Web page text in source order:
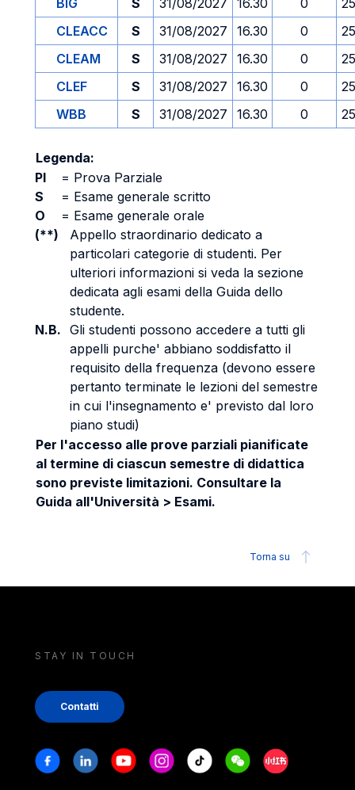
BIG S 31/08/2027 16.30 0
CLEACC
S 31/08/2027 16.30 0
CLEAM
S 31/08/2027 16.30 0
CLEF
S 31/08/2027 16.30 0
WBB
S 31/08/2027 16.30 0
Legenda:
PI
= Prova Parziale
S
= Esame generale scritto
O
= Esame generale orale
(**)
Appello straordinario dedicato a
particolari categorie di studenti. Per
ulteriori informazioni si veda la sezione
dedicata agli esami della Guida dello
studente.
N.B. Gli studenti possono accedere a tutti gli
appelli purche' abbiano soddisfatto il
requisito della frequenza (devono essere
pertanto terminate le lezioni del semestre
in cui l'insegnamento e' previsto dal loro
piano studi)
Per l'accesso alle prove parziali pianificate
al termine di ciascun semestre di didattica
sono previste limitazioni. Consultare la
Guida all'Università > Esami.
Torna su
STAY IN TOUCH
Contatti
Stay in touch
FacebookLinkedinYoutubeInstagram
Tiktok WeechatXiaohongshu/